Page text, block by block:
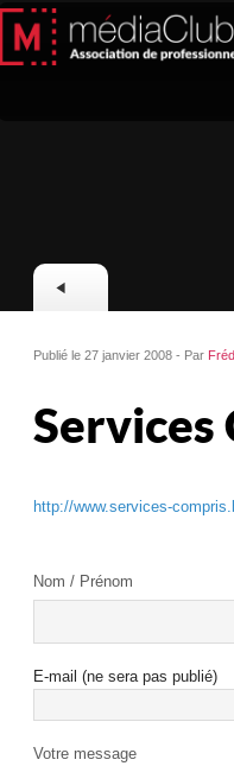
Publié le 27 janvier 2008 - Par
Services
http://www.services-
Nom / Prénom
E-mail (ne sera pas publié)
Votre message